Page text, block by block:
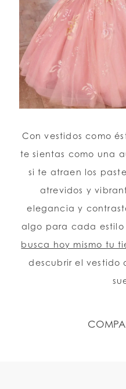
Con vestidos como
te sientas como una
si te atraen los
atrevidos y
elegancia y
algo para cada estilo
busca hoy mismo tu
descubrir el vestido